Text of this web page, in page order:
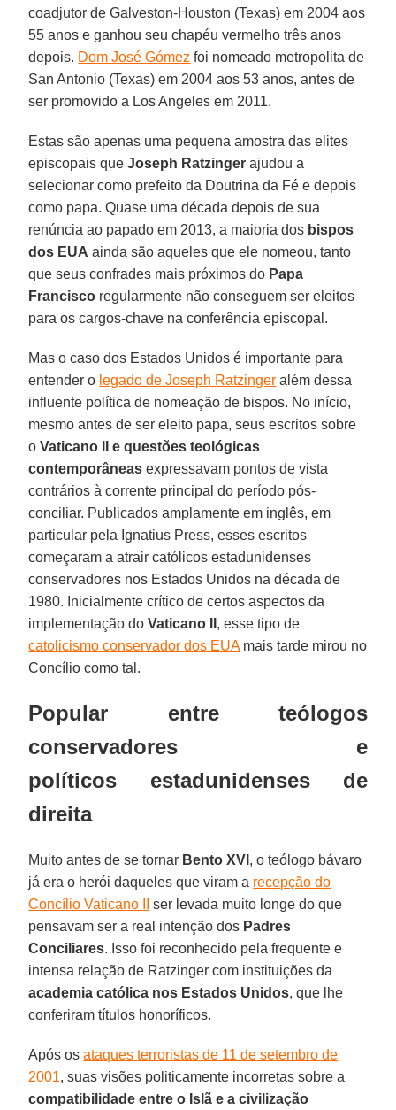
coadjutor de Galveston-Houston (Texas) em 2004 aos
55 anos e ganhou seu chapéu vermelho três anos
depois. Dom José Gómez foi nomeado metropolita de
San Antonio (Texas) em 2004 aos 53 anos, antes de
ser promovido a Los Angeles em 2011.
Estas são apenas uma pequena amostra das elites
episcopais queJoseph Ratzinger ajudou a
selecionar como prefeito da Doutrina da Fé e depois
como papa. Quase uma década depois de sua
renúncia ao papado em 2013, a maioria dos bispos
dos EUA ainda são aqueles que ele nomeou, tanto
que seus confrades mais próximos do Papa
Francisco regularmente não conseguem ser eleitos
para os cargos-chave na conferência episcopal.
Mas o caso dos Estados Unidos é importante para
entender o legado de Joseph Ratzinger além dessa
influente política de nomeação de bispos. No início,
mesmo antes de ser eleito papa, seus escritos sobre
oVaticano II e questões teológicas
contemporâneas expressavam pontos de vista
contrários à corrente principal do período pós-
conciliar. Publicados amplamente em inglês, em
particular pela Ignatius Press, esses escritos
começaram a atrair católicos estadunidenses
conservadores nos Estados Unidos na década de
1980. Inicialmente crítico de certos aspectos da
implementação doVaticano II , esse tipo de
catolicismo conservador dos EUAmais tarde mirou no
Concílio como tal.
Popular entre teólogos
conservadores e
políticos estadunidenses de
direita
Muito antes de se tornar Bento XVI , o teólogo bávaro
já era o herói daqueles que viram a recepção do
Concílio Vaticano II
ser levada muito longe do que
pensavam ser a real intenção dos Padres
Conciliares. Isso foi reconhecido pela frequente e
intensa relação de Ratzinger com instituições da
academia católica nos Estados Unidos, que lhe
conferiram títulos honoríficos.
Após osataques terroristas de 11 de setembro de
2001, suas visões politicamente incorretas sobre a
compatibilidade entre o Islã e a civilização